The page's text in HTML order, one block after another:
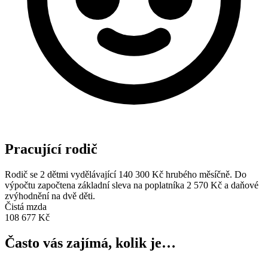
Pracující rodič
Rodič se 2 dětmi vydělávající 140 300 Kč hrubého měsíčně. Do
výpočtu započtena základní sleva na poplatníka 2 570 Kč a daňové
zvýhodnění na dvě děti.
Čistá mzda
108 677 Kč
Často vás zajímá, kolik je…